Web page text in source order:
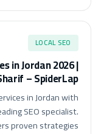
LOCAL SEO
in Jordan 2026 |
– SpiderLap
in Jordan with
SEO specialist.
proven strategies